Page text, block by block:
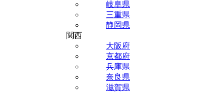
岐阜県
三重県
静岡県
関西
大阪府
京都府
兵庫県
奈良県
滋賀県